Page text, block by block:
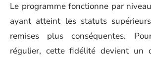
Le programme fonctionne par
ayant atteint les statuts
remises plus conséquentes.
régulier, cette fidélité devient un